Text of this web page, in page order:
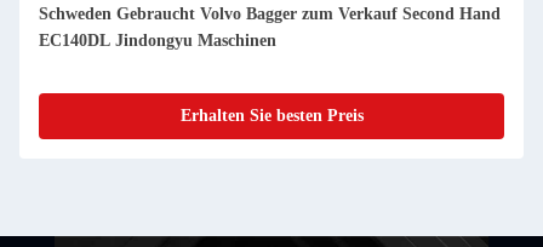
Schweden Gebraucht Volvo Bagger zum Verkauf Second Hand
EC200D Jindongyu Maschinen
Erhalten Sie besten Preis